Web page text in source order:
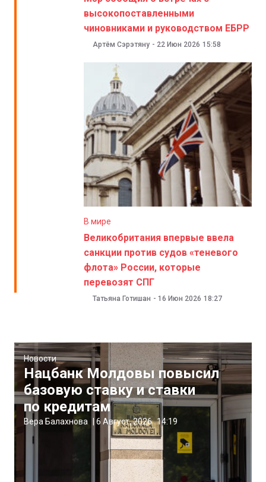
высокопоставленными
чиновниками и руководством ЕБРР
Артём Сэрэтяну - 22 Июн 2026 15:58
В мире
Великобритания впервые ввела
санкции против судов «теневого
флота» России, которые
перевозят СПГ
Татьяна Готишан - 16 Июн 2026 18:27
Новости
Нацбанк Молдовы повысил
базовую ставку и ставки
по кредитам
Вера Балахнова 6 Август, 2026 14:19